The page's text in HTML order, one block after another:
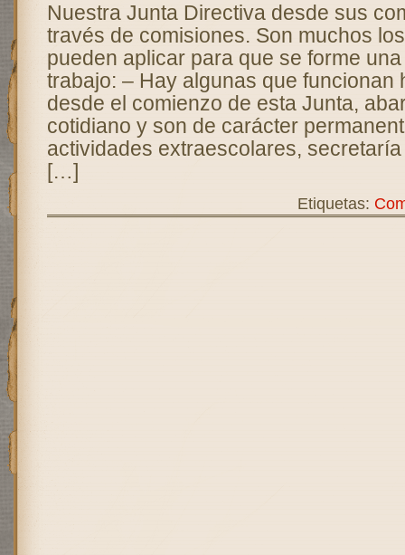
Nuestra Junta Directiva desde sus
través de comisiones. Son muchos
pueden aplicar para que se forme
trabajo: – Hay algunas que funcionan
desde el comienzo de esta Junta,
cotidiano y son de carácter
actividades extraescolares,
[…]
Etiquetas: